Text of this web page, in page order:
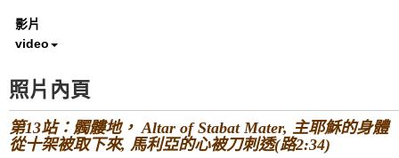
影片
video
照片內頁
第13站：髑髏地， Altar of Stabat Mater, 主耶穌的身體
從十架被取下來, 馬利亞的心被刀刺透(路2:34)